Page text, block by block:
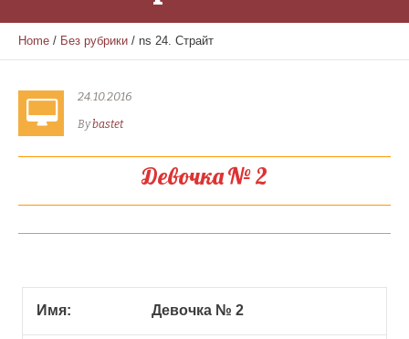
Home / Без рубрики / ns 24. Страйт
24.10.2016
Bybastet
Девочка № 2
Имя: Девочка № 2